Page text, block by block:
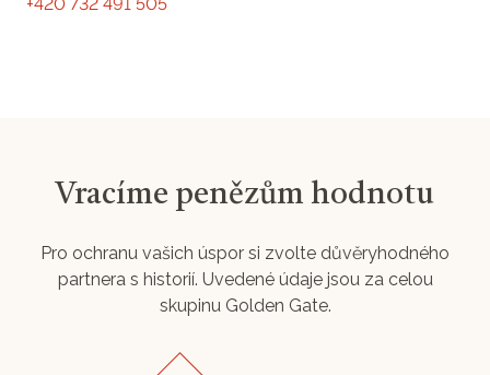
Vracíme penězům hodnotu
Pro ochranu vašich úspor si zvolte důvěryhodného
partnera s historií. Uvedené údaje jsou za celou
skupinu Golden Gate.